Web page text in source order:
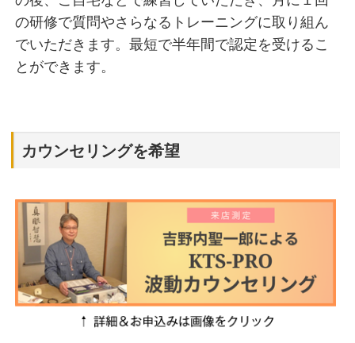
の研修で質問やさらなるトレーニングに取り組ん
でいただきます。最短で半年間で認定を受けるこ
とができます。
カウンセリングを希望